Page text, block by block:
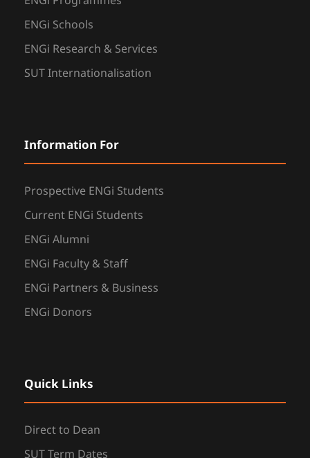
ENGi Schools
ENGi Research & Services
SUT Internationalisation
Information For
Prospective ENGi Students
Current ENGi Students
ENGi Alumni
ENGi Faculty & Staff
ENGi Partners & Business
ENGi Donors
Quick Links
Direct to Dean
SUT Term Dates